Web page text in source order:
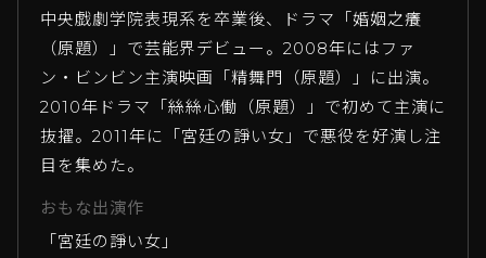
中央戯劇学院表現系を卒業後、ドラマ「婚姻之癢
（原題）」で芸能界デビュー。2008年にはファ
ン・ビンビン主演映画「精舞門（原題）」に出演。
2010年ドラマ「絲絲心働（原題）」で初めて主演に
抜擢。2011年に「宮廷の諍い女」で悪役を好演し注
目を集めた。
おもな出演作
「宮廷の諍い女」